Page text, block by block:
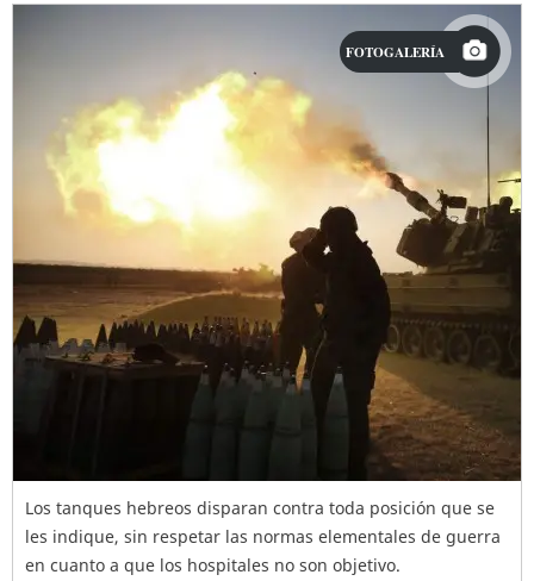
FOTOGALERÍA
Los tanques hebreos disparan contra toda posición que se
les indique, sin respetar las normas elementales de guerra
en cuanto a que los hospitales no son objetivo.